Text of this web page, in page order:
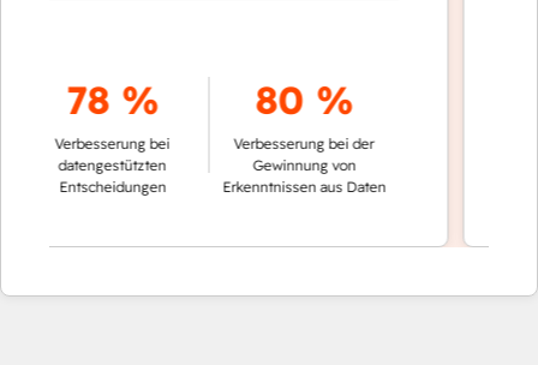
78 %
Verbesserung bei
datengestützten
Entscheidungen
80 %
Verbesserung bei der
Gewinnung von
Erkenntnissen aus Daten